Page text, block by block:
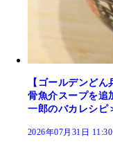
【ゴールデンど
骨魚介スープを追
一郎のバカレシピ
2026年07月31日 11:30